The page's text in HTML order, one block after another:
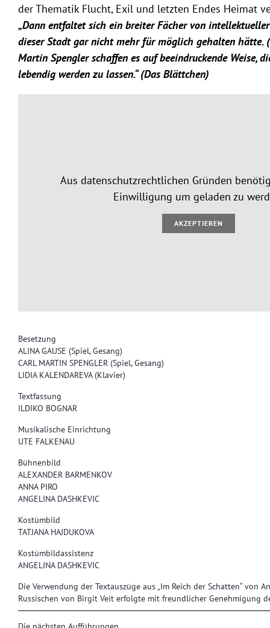
Besetzung
ALINA GAUSE (Spiel, Gesang)
CARL MARTIN SPENGLER (Spiel, Gesang)
LIDIA KALENDAREVA (Klavier)
Textfassung
ILDIKO BOGNAR
Musikalische Einrichtung
UTE FALKENAU
Bühnenbild
ALEXANDER BARMENKOV
ANNA PIRO
ANGELINA DASHKEVIC
Kostümbild
TATJANA HAJDUKOVA
Kostümbildassistenz
ANGELINA DASHKEVIC
Die Verwendung der Textauszüge aus „Im Reich der Schatten“ von
Russischen von Birgit Veit erfolgte mit freundlicher Genehmigung
der Thematik Flucht, Exil und letzten Endes Heimat
„Dann entfaltet sich ein breiter Fächer von
dieser Stadt gar nicht mehr für möglich gehalten hätte.
Martin Spengler schaffen es auf beeindruckende Weise,
lebendig werden zu lassen.“ (Das Blättchen)
Aus datenschutzrechtlichen Gründen
Einwilligung um geladen zu
AKZEPTIEREN